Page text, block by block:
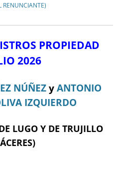
RENUNCIANTE)
PROPIEDAD
2026
NÚÑEZ y ANTONIO
IZQUIERDO
LUGO Y DE TRUJILLO